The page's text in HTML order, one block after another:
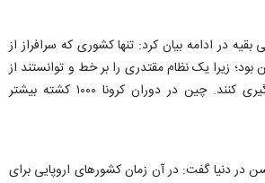
در ادامه بیان کرد: تنها کشوری که سرافراز از
زیرا یک نظام مقتدری را بر خط و توانستند از
گسترش این بیماری جلوگیری کنند. چین در دوران کرونا ۱۰۰۰ کشته بیشتر
دنیا گفت: در آن زمان کشورهای اروپایی برای